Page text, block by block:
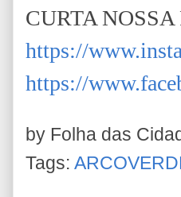
CURTA
https://
https://
by Folha das
Tags: